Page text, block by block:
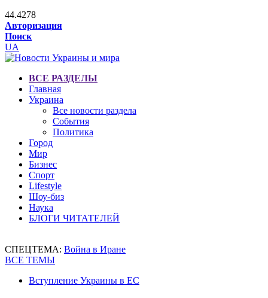
44.4278
Авторизация
Поиск
UA
ВСЕ РАЗДЕЛЫ
Главная
Украина
Все новости раздела
События
Политика
Город
Мир
Бизнес
Спорт
Lifestyle
Шоу-биз
Наука
БЛОГИ ЧИТАТЕЛЕЙ
СПЕЦТЕМА: Война в Иране
ВСЕ ТЕМЫ
Вступление Украины в ЕС